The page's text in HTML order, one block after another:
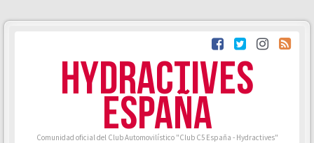
HYDRACTIVES
ESPAÑA
Comunidad oficial del Club Automovilístico "Club C5 España - Hydractives"